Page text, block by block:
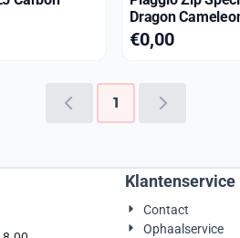
Dragon
Prijs: 0,00
€0,00
1
Klantenservice
Contact
Ophaalservice